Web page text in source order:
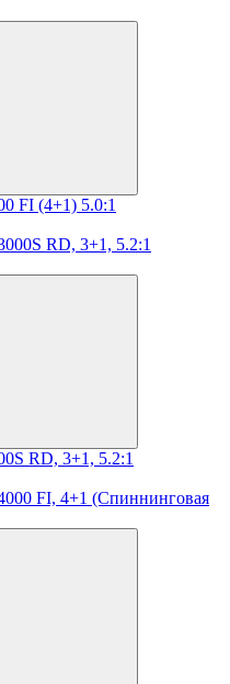
FI (4+1) 5.0:1
RD, 3+1, 5.2:1